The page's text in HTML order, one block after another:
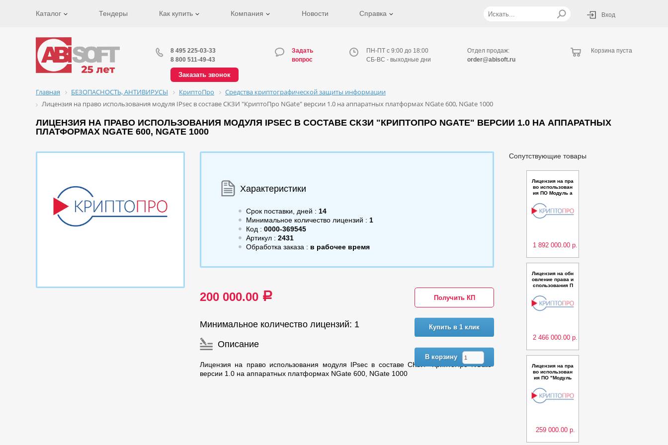
Каталог Тендеры Как купить Компания Новости Справка Вход
8 495 225-03-33
8 800 511-49-43
Заказать звонок
Задать
вопрос
ПН-ПТ с 9:00 до 18:00
СБ-ВС - выходные дни
Отдел продаж:
order@abisoft.ru
Корзина пуста
Главная БЕЗОПАСНОСТЬ, АНТИВИРУСЫ КриптоПро
Средства криптографической защиты информации
Лицензия на право использования модуля IPsec в составе СКЗИ "КриптоПро NGate" версии 1.0 на аппаратных платформах NGate 600, NGate 1000
ЛИЦЕНЗИЯ НА ПРАВО ИСПОЛЬЗОВАНИЯ МОДУЛЯ IPSEC В СОСТАВЕ СКЗИ "КРИПТОПРО NGATE" ВЕРСИИ 1.0 НА АППАРАТНЫХ
ПЛАТФОРМАХ NGATE 600, NGATE 1000
Характеристики
Срок поставки, дней : 14
Минимальное количество лицензий : 1
Код : 0000-369545
Артикул : 2431
Обработка заказа : в рабочее время
200 000.00 a Получить КП
Купить в 1 клик
В корзину
Минимальное количество лицензий: 1
Описание
Лицензия на право использования модуля IPsec в составе СКЗИ "КриптоПро NGate"
версии 1.0 на аппаратных платформах NGate 600, NGate 1000
Сопутствующие товары
Лицензия на пра
во использован
ия ПО Модуль а
КриптоКлюч для
ПК КриптоПро К
люч версии 1.0
1 892 000.00 р.
Лицензия на обн
овление права и
спользования П
па “КриптоПро C
loud CSP“ для А
К КриптоПро Кл
2 466 000.00 р.
Лицензия на пра
во использован
ия ПО "Модуль
КриптоКлюч" дл
я ПК "КриптоПро
Ключ" версии 1.
259 000.00 р.